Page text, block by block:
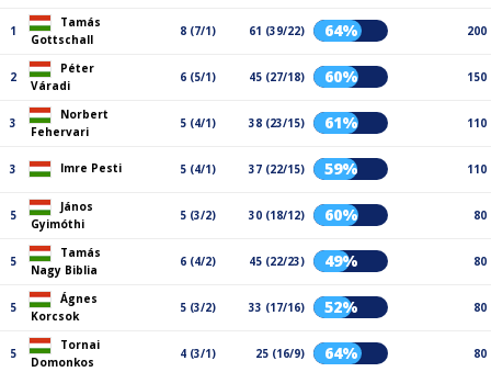
1
Tamás
Gottschall
8 (7/1) 61 (39/22) 64% 200
2
Péter
Váradi
6 (5/1) 45 (27/18) 60% 150
3
Norbert
Fehervari
5 (4/1) 38 (23/15) 61% 110
3 Imre Pesti 5 (4/1) 37 (22/15) 59% 110
5
János
Gyimóthi
5 (3/2) 30 (18/12) 60% 80
5
Tamás
Nagy Biblia
6 (4/2) 45 (22/23) 49% 80
5
Ágnes
Korcsok
5 (3/2) 33 (17/16) 52% 80
5
Tornai
Domonkos
4 (3/1) 25 (16/9) 64% 80